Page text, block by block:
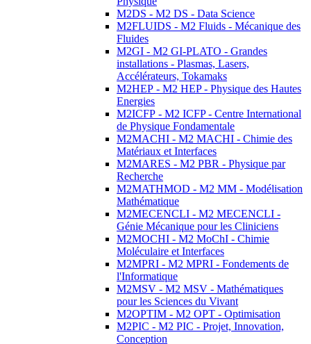
M2DS - M2 DS - Data Science
M2FLUIDS - M2 Fluids - Mécanique des
Fluides
M2GI - M2 GI-PLATO - Grandes
installations - Plasmas, Lasers,
Accélérateurs, Tokamaks
M2HEP - M2 HEP - Physique des Hautes
Energies
M2ICFP - M2 ICFP - Centre International
de Physique Fondamentale
M2MACHI - M2 MACHI - Chimie des
Matériaux et Interfaces
M2MARES - M2 PBR - Physique par
Recherche
M2MATHMOD - M2 MM - Modélisation
Mathématique
M2MECENCLI - M2 MECENCLI -
Génie Mécanique pour les Cliniciens
M2MOCHI - M2 MoChI - Chimie
Moléculaire et Interfaces
M2MPRI - M2 MPRI - Fondements de
l'Informatique
M2MSV - M2 MSV - Mathématiques
pour les Sciences du Vivant
M2OPTIM - M2 OPT - Optimisation
M2PIC - M2 PIC - Projet, Innovation,
Conception